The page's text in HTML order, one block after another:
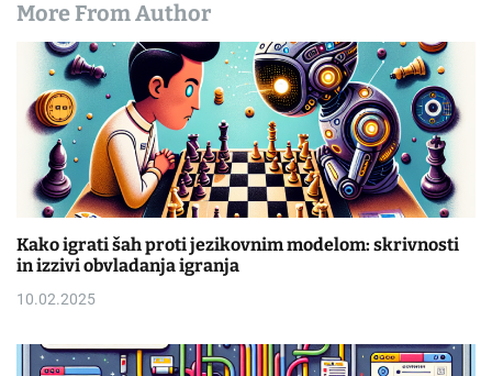
More From Author
Kako igrati šah proti jezikovnim modelom: skrivnosti
in izzivi obvladanja igranja
10.02.2025